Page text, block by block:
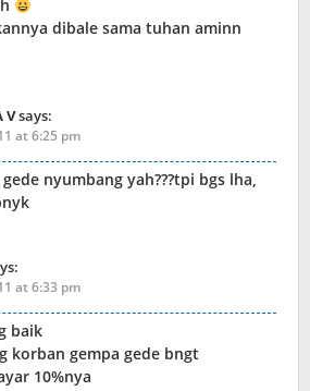
dibale sama tuhan aminn
Vsays:
at 6:25 pm
nyumbang yah???tpi bgs lha,
at 6:33 pm
baik
korban gempa gede bngt
10%nya